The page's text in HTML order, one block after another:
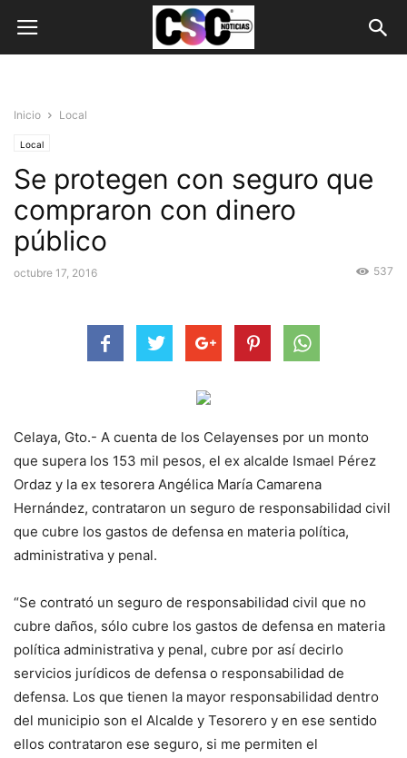
Inicio Local
Local
Se protegen con seguro que
compraron con dinero
público
octubre 17, 2016 537
Celaya, Gto.- A cuenta de los Celayenses por un monto
que supera los 153 mil pesos, el ex alcalde Ismael Pérez
Ordaz y la ex tesorera Angélica María Camarena
Hernández, contrataron un seguro de responsabilidad civil
que cubre los gastos de defensa en materia política,
administrativa y penal.
“Se contrató un seguro de responsabilidad civil que no
cubre daños, sólo cubre los gastos de defensa en materia
política administrativa y penal, cubre por así decirlo
servicios jurídicos de defensa o responsabilidad de
defensa. Los que tienen la mayor responsabilidad dentro
del municipio son el Alcalde y Tesorero y en ese sentido
ellos contrataron ese seguro, si me permiten el